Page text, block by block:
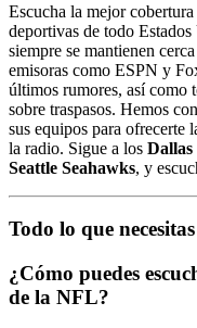
Escucha la mejor
deportivas de todo
siempre se mantienen
emisoras como ESPN y
últimos rumores, así como
sobre traspasos. Hemos
sus equipos para ofrecerte
la radio. Sigue a los Dallas
Seattle Seahawks, y
Todo lo que
¿Cómo puedes
de la NFL?